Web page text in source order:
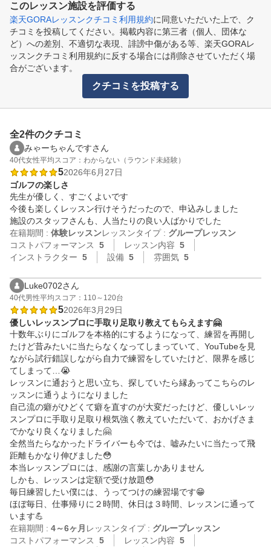
このレッスン施設を評価する
楽天GORAレッスンクチコミ利用規約に同意いただいた上で、ク
チコミを投稿してください。掲載内容に第三者（個人、団体な
ど）への差別、不適切な表現、誹謗中傷がある等、楽天GORAレ
ッスンクチコミ利用規約に反する場合には削除させていただく場
合がございます。
クチコミを投稿する
全2件のクチコミ
みゃーちゃんですさん
40代女性平均スコア：わからない（ラウンド未経験）
52026年6月27日
ゴルフの楽しさ
先生が優しく、すごくよいです
今後も楽しくレッスン行けそうだったので、申込みしました
施設のスタッフさんも、人当たりの良い人ばかりでした
在籍期間 : 体験レッスンレッスンタイプ : グループレッスン
コストパフォーマンス
5 レッスン内容 5
インストラクター 5 設備 5 雰囲気 5
Luke0702さん
40代男性平均スコア：110～120台
52026年3月29日
優しいレッスンプロに手取り足取り教えてもらえます🤗
十数年ぶりにゴルフを本格的にするようになって、練習を再開し
たけど昔みたいに当たらなくなってしまっていて、YouTubeを見
ながら試行錯誤しながら自力で練習をしていたけど、限界を感じ
てしまって…😭
レッスンに通おうと思い立ち、探していたら縁あってこちらのレ
ッスンに通うようになりました
自己流の癖がひどくて癖を直すのが大変だったけど、優しいレッ
スンプロに手取り足取り根気強く教えていただいて、おかげさま
でかなり良くなりました🤗
全然当たらなかったドライバーも今では、嘘みたいに当たって飛
距離もかなり伸びました😳
本当レッスンプロには、感謝の言葉しかありません
しかも、レッスンは定額で受け放題😳
毎日練習したい僕には、うってつけの練習場です😁
ほぼ毎日、仕事帰りに２時間、休日は３時間、レッスンに通って
います💪
在籍期間 : 4～6ヶ月 レッスンタイプ : グループレッスン
コストパフォーマンス
5 レッスン内容 5